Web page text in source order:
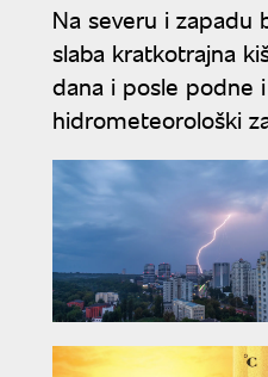
Na severu i zapadu
slaba kratkotrajna
dana i posle podne i
hidrometeorološki